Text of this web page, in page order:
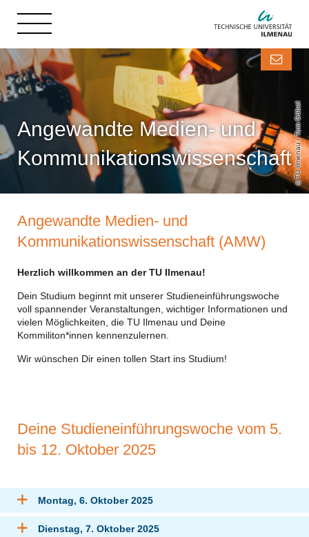
TU Ilmenau / Tom Göbel
Angewandte Medien- und
Kommunikationswissenschaft
Angewandte Medien- und
Kommunikationswissenschaft (AMW)
Herzlich willkommen an der TU Ilmenau!
Dein Studium beginnt mit unserer Studieneinführungswoche
voll spannender Veranstaltungen, wichtiger Informationen und
vielen Möglichkeiten, die TU Ilmenau und Deine
Kommiliton*innen kennenzulernen.
Wir wünschen Dir einen tollen Start ins Studium!
Deine Studieneinführungswoche vom 5.
bis 12. Oktober 2025
Montag, 6. Oktober 2025
Dienstag, 7. Oktober 2025